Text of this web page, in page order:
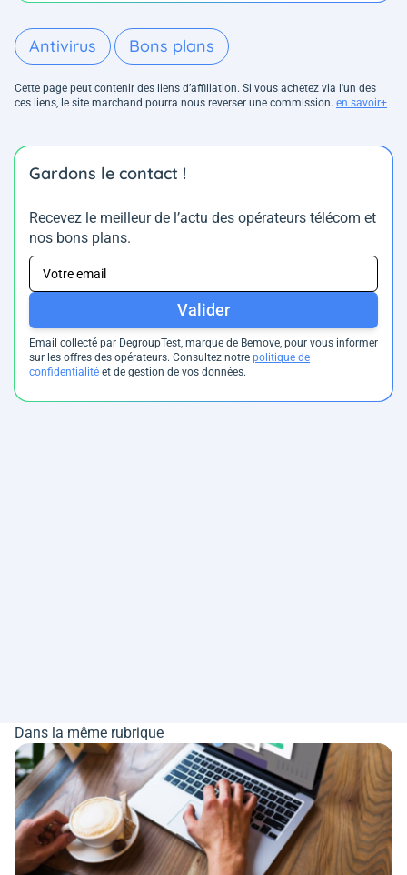
Antivirus Bons plans
Cette page peut contenir des liens d’affiliation. Si vous achetez via l'un des
ces liens, le site marchand pourra nous reverser une commission. en savoir+
Gardons le contact !
Recevez le meilleur de l’actu des opérateurs télécom et
nos bons plans.
Valider
Email collecté par DegroupTest, marque de Bemove, pour vous informer
sur les offres des opérateurs. Consultez notre politique de
confidentialité et de gestion de vos données.
Dans la même rubrique